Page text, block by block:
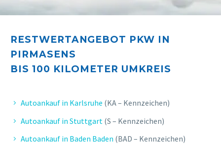
RESTWERTANGEBOT PKW IN
PIRMASENS
BIS 100 KILOMETER UMKREIS
Autoankauf in Karlsruhe (KA – Kennzeichen)
Autoankauf in Stuttgart (S – Kennzeichen)
Autoankauf in Baden Baden (BAD – Kennzeichen)